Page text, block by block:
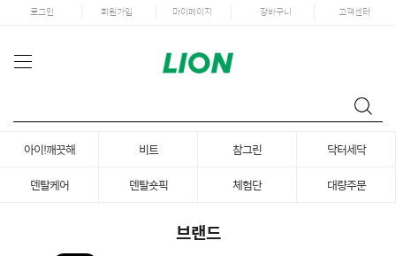
로그인 회원가입 마이페이지 장바구니 고객센터
아이!깨끗해 비트 참그린
닥터세닥
덴탈케어
덴탈숏픽 체험단 대량주문
브랜드